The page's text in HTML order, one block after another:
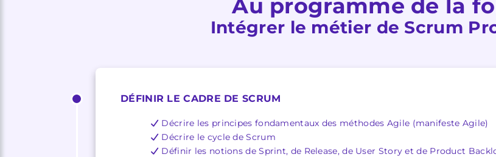
Au programme de la
Intégrer le métier de Scrum
DÉFINIR LE CADRE DE SCRUM
Décrire les principes fondamentaux des méthodes Agile (manifeste Agile)
Décrire le cycle de Scrum
Définir les notions de Sprint, de Release, de User Story et de Product